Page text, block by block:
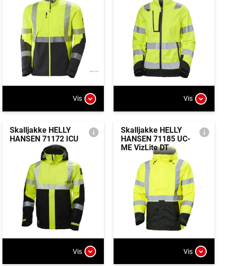
Vis Vis
Skalljakke HELLY
HANSEN 71172 ICU
Vis
Skalljakke HELLY
HANSEN 71185 UC-
ME VizLite DT
Vis